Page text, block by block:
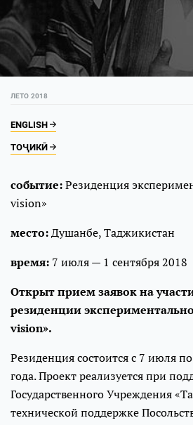
ЛЕТО 2018
ENGLISH
ТОҶИКӢ
событие:Резиденция
vision»
место:Душанбе, Таджикистан
время: 7 июля — 1 сентября 2018
Открыт прием заявок на
резиденции
vision».
Резиденция состоится с 7 июля
года. Проект реализуется при
Государственного Учреждения
технической поддержке